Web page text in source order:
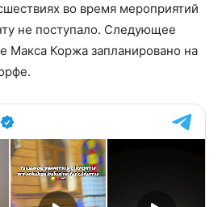
во время мероприятий
не поступало. Следующее
Макса Коржа запланировано на